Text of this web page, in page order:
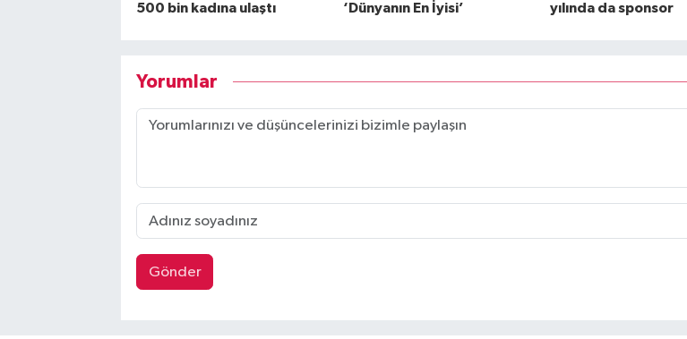
500 bin kadına ulaştı
‘Dünyanın En İyisi’
yılında da sponsor
Yorumlar
Gönder